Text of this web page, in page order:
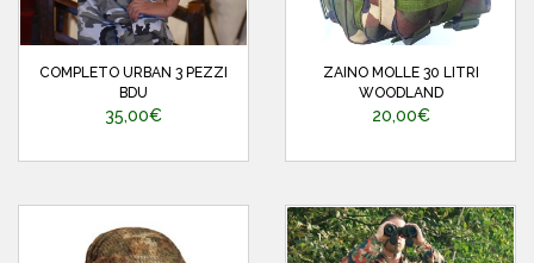
COMPLETO URBAN 3 PEZZI
BDU
35,00€
ZAINO MOLLE 30 LITRI
WOODLAND
20,00€